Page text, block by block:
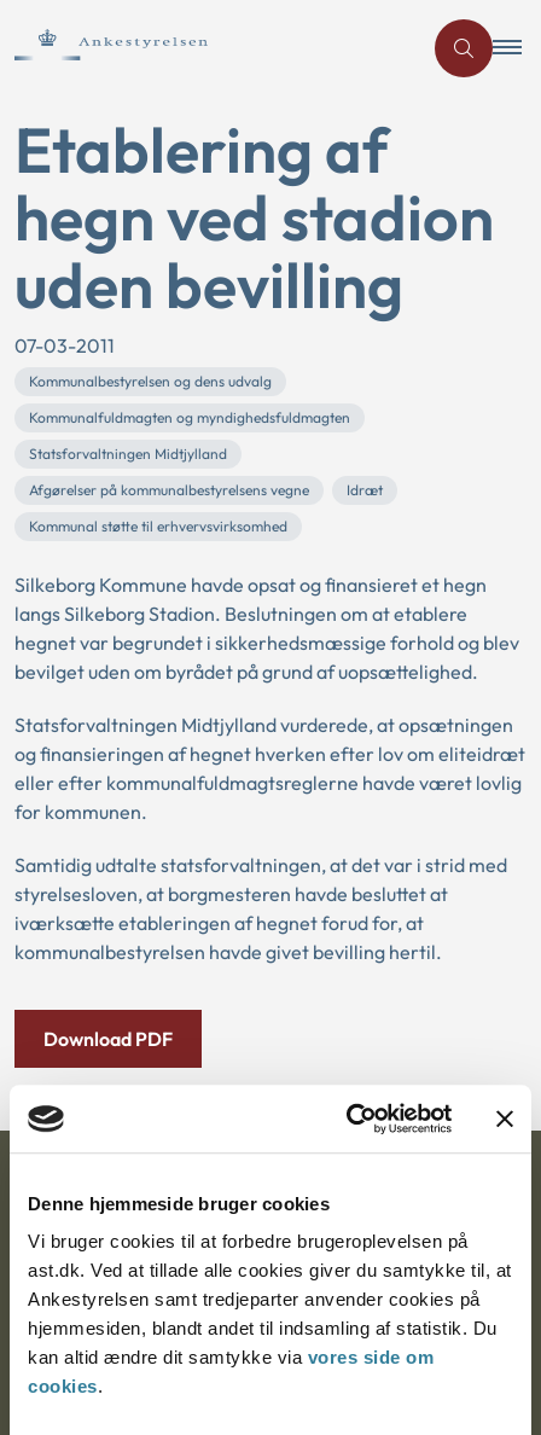
Denne hjemmeside bruger cookies
Vi bruger cookies til at forbedre brugeroplevelsen på
ast.dk. Ved at tillade alle cookies giver du samtykke til, at
Ankestyrelsen samt tredjeparter anvender cookies på
hjemmesiden, blandt andet til indsamling af statistik. Du
kan altid ændre dit samtykke via vores side om
cookies.
Etablering af
hegn ved stadion
uden bevilling
07-03-2011
Kommunalbestyrelsen og dens udvalg
Kommunalfuldmagten og myndighedsfuldmagten
Statsforvaltningen Midtjylland
Afgørelser på kommunalbestyrelsens vegne
Idræt
Kommunal støtte til erhvervsvirksomhed
Silkeborg Kommune havde opsat og finansieret et hegn
langs Silkeborg Stadion. Beslutningen om at etablere
hegnet var begrundet i sikkerhedsmæssige forhold og blev
bevilget uden om byrådet på grund af uopsættelighed.
Statsforvaltningen Midtjylland vurderede, at opsætningen
og finansieringen af hegnet hverken efter lov om eliteidræt
eller efter kommunalfuldmagtsreglerne havde været lovlig
for kommunen.
Samtidig udtalte statsforvaltningen, at det var i strid med
styrelsesloven, at borgmesteren havde besluttet at
iværksætte etableringen af hegnet forud for, at
kommunalbestyrelsen havde givet bevilling hertil.
Download PDF
Postadresse:
Nytorv 7, 2. sal
9000 Aalborg